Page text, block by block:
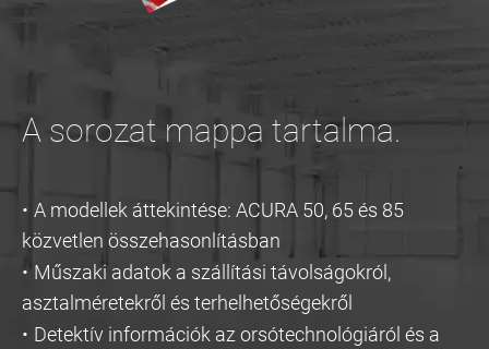
A sorozat mappa tartalma.
· A modellek áttekintése: ACURA 50, 65 és 85
közvetlen összehasonlításban
· Műszaki adatok a szállítási távolságokról,
asztalméretekről és terhelhetőségekről
· Detektív információk az orsótechnológiáról és a